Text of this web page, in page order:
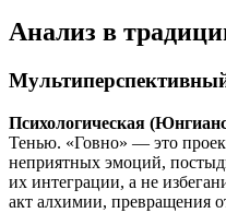
Анализ в
Психологическая
Тенью. «Говно» — это
неприятных эмоций,
их интеграции, а не
акт алхимии, превращения